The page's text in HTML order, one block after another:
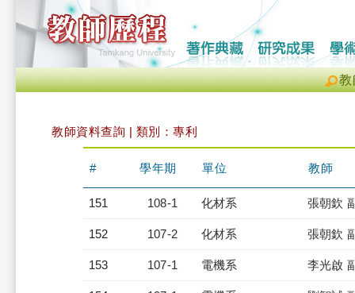
教
教師資料查詢 | 類別：專利
# 學年期 單位 教師
151 108-1 化材系 張朝欽
152 107-2 化材系 張朝欽
153 107-1 電機系 李光啟